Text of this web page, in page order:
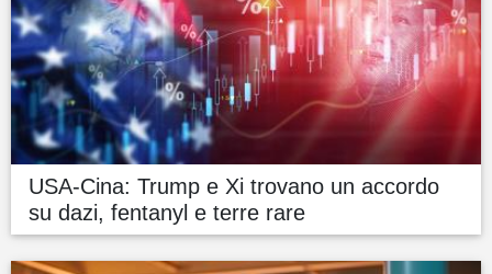
USA-Cina: Trump e Xi trovano un accordo
su dazi, fentanyl e terre rare